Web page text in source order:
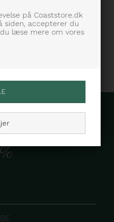
på Coaststore.dk
siden, accepterer du
læse mere om vores
nyhedsbrev